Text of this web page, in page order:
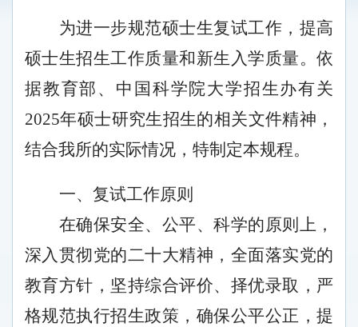
为进一步规范硕士生复试工作，提高
硕士生招生工作质量和新生入学质量。依
据教育部、中国科学院大学招生办有关
2025年硕士研究生招生的相关文件精神，
结合我所的实际情况，特制定本规程。
一、复试工作原则
在确保安全、公平、科学的原则上，
深入贯彻党的二十大精神，全面落实党的
教育方针，坚持综合评价、择优录取，严
格规范执行招生政策，确保公平公正，提